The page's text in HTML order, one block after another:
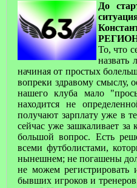
До
То, что
назвать
начиная от простых
вопреки здравому смыслу,
нашего клуба мало
находится не
получают зарплату уже в
сейчас уже зашкаливает
большой вопрос. Есть
всеми футболистами,
нынешнем; не погашены
не можем
бывших игроков и